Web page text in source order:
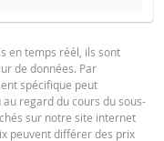
DU
CAPITAL
6,94
en temps réél, ils sont
de données. Par
spécifique peut
regard du cours du sous-
sur notre site internet
peuvent différer des prix